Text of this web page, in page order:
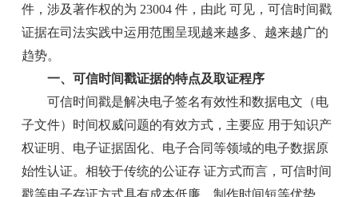
件，涉及著作权的为 23004 件，由此 可见，可信时间戳
证据在司法实践中运用范围呈现越来越多、越来越广的
趋势。
一、可信时间戳证据的特点及取证程序
可信时间戳是解决电子签名有效性和数据电文（电
子文件）时间权威问题的有效方式，主要应 用于知识产
权证明、电子证据固化、电子合同等领域的电子数据原
始性认证。相较于传统的公证存 证方式而言，可信时间
戳等电子存证方式具有成本低廉、制作时间短等优势。